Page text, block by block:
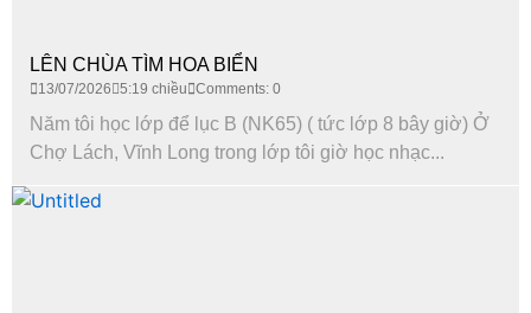
LÊN CHÙA TÌM HOA BIỂN
13/07/2026 5:19 chiều Comments: 0
Năm tôi học lớp để lục B (NK65) ( tức lớp 8 bây giờ) Ở
Chợ Lách, Vĩnh Long trong lớp tôi giờ học nhạc...